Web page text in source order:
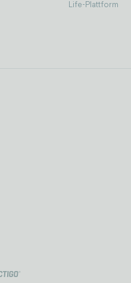
Life-Plattform